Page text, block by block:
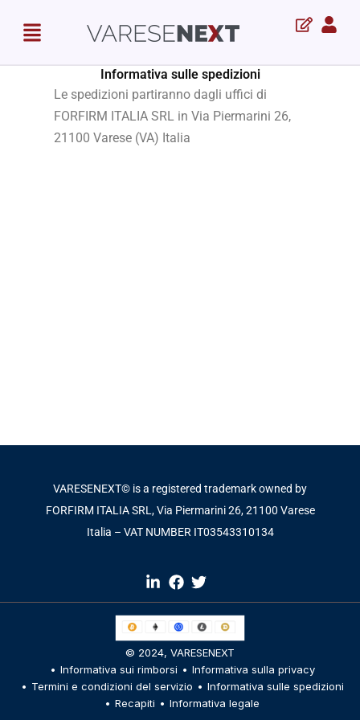
Menu
Informativa sulle spedizioni
Le spedizioni partiranno dagli uffici di
FORFIRM ITALIA SRL in Via Piermarini 26,
21100 Varese (VA) Italia
VARESENEXT© is a registered trademark owned by
FORFIRM ITALIA SRL, Via Piermarini 26, 21100 Varese
Italia – VAT NUMBER IT03543310134​
© 2024, VARESENEXT
Informativa sui rimborsi
Informativa sulla privacy
Termini e condizioni del servizio
Informativa sulle spedizioni
Recapiti
Informativa legale